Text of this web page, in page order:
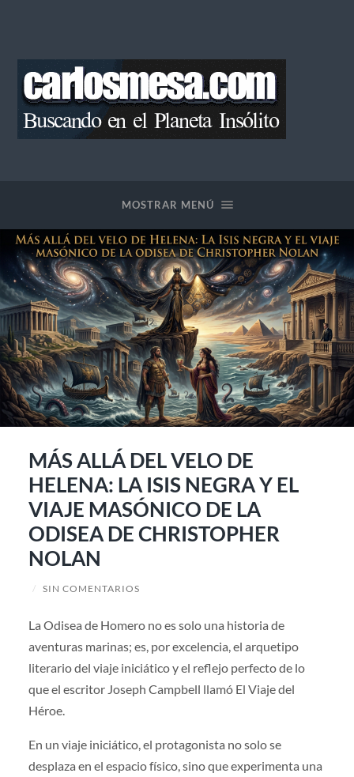
MOSTRAR MENÚ
MÁS ALLÁ DEL VELO DE
HELENA: LA ISIS NEGRA Y EL
VIAJE MASÓNICO DE LA
ODISEA DE CHRISTOPHER
NOLAN
/ SIN COMENTARIOS
La Odisea de Homero no es solo una historia de
aventuras marinas; es, por excelencia, el arquetipo
literario del viaje iniciático y el reflejo perfecto de lo
que el escritor Joseph Campbell llamó El Viaje del
Héroe.
En un viaje iniciático, el protagonista no solo se
desplaza en el espacio físico, sino que experimenta una